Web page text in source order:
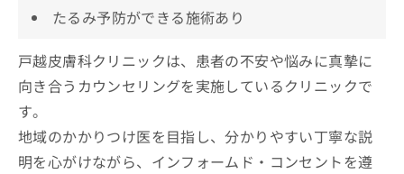
たるみ予防ができる施術あり
戸越皮膚科クリニックは、患者の不安や悩みに真摯に
向き合うカウンセリングを実施しているクリニックで
す。
地域のかかりつけ医を目指し、分かりやすい丁寧な説
明を心がけながら、インフォームド・コンセントを遵